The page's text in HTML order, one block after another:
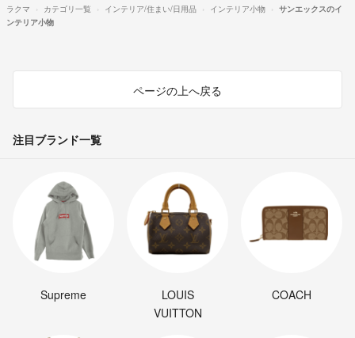
ラクマ
カテゴリ一覧 インテリア/住まい/日用品 インテリア小物
サンエックスのイ
ンテリア小物
ページの上へ戻る
注目ブランド一覧
Supreme
LOUIS
VUITTON
COACH